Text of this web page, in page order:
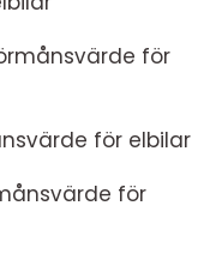
för
för elbilar
för